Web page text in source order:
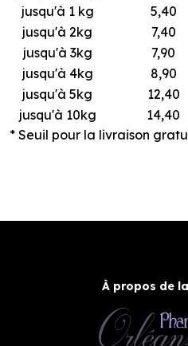
jusqu'à 1 kg
5,40
jusqu'à 2kg
7,40
jusqu'à 3kg
7,90
jusqu'à 4kg
8,90
jusqu'à 5kg
12,40
jusqu'à 10kg
14,40
* Seuil pour la livraison
À propos de